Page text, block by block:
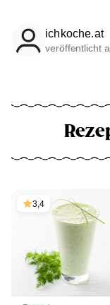
ichkoche.at
veröffentlicht
3,4